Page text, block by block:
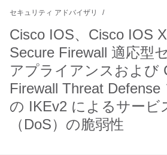
セキュリティ アドバイザリ
Cisco IOS、Cisco IOS
Secure Firewall 適応型
アプライアンスおよび
Firewall Threat
の IKEv2 によるサービ
（DoS）の脆弱性